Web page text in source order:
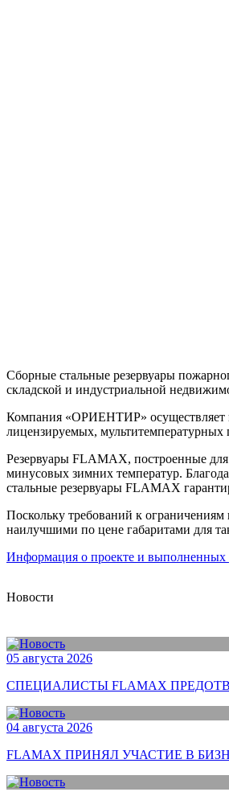
Сборные стальные резервуары
складской и индустриальной
Компания «ОРИЕНТИР» осуществляет
лицензируемых,
Резервуары FLAMAX, построенные
минусовых зимних температур.
стальные резервуары FLAMAX
Поскольку требований к
наилучшими по цене габаритами для
Информация о проекте и выполненных
Новости
05 августа 2026
СПЕЦИАЛИСТЫ FLAMAX
04 августа 2026
FLAMAX ПРИНЯЛ УЧАСТИЕ В